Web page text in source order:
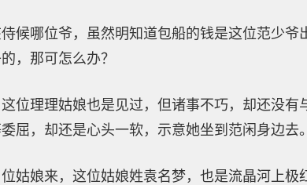
候哪位爷，虽然明知道包船的钱是这位范少爷
，那可怎么办？
位理理姑娘也是见过，但诸事不巧，却还没有
屈，却还是心头一软，示意她坐到范闲身边去。
姑娘来，这位姑娘姓袁名梦，也是流晶河上极